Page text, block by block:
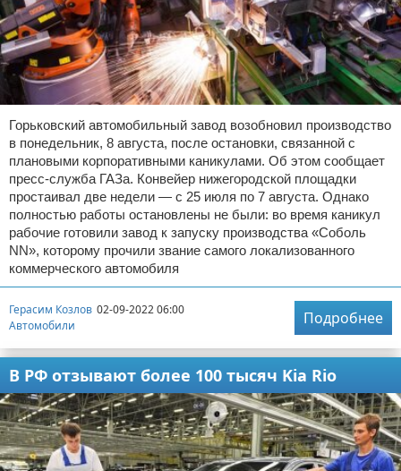
Горьковский автомобильный завод возобновил производство
в понедельник, 8 августа, после остановки, связанной с
плановыми корпоративными каникулами. Об этом сообщает
пресс-служба ГАЗа. Конвейер нижегородской площадки
простаивал две недели — с 25 июля по 7 августа. Однако
полностью работы остановлены не были: во время каникул
рабочие готовили завод к запуску производства «Соболь
NN», которому прочили звание самого локализованного
коммерческого автомобиля
Герасим Козлов 02-09-2022 06:00
Автомобили
Подробнее
В РФ отзывают более 100 тысяч Kia Rio